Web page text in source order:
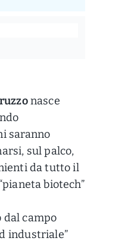
nasce
saranno
sul palco,
da tutto il
biotech”
dal campo
industriale”